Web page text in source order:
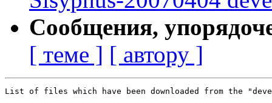
Сообщения,
[ теме ] [ автору ]
List of files which have been downloaded from the